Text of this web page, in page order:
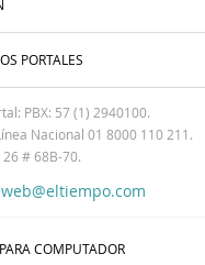
PORTALES
PBX: 57 (1) 2940100.
Nacional 01 8000 110 211.
# 68B-70.
COMPUTADOR